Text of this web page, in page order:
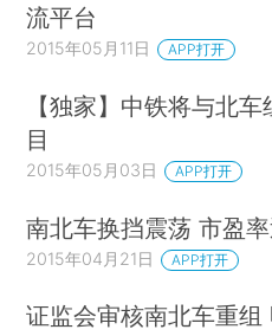
流平台
2015年05月11日 APP打开
【独家】中铁将与北
目
2015年05月03日 APP打开
南北车换挡震荡 市盈
2015年04月21日 APP打开
证监会审核南北车重组